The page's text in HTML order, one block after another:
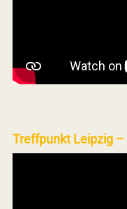
Treffpunkt Leipzig